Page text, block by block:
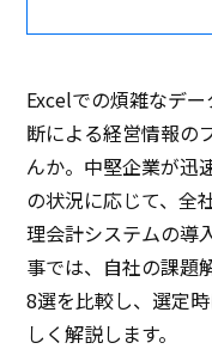
Excelでの煩雑なデ
断による経営情報の
んか。中堅企業が迅
の状況に応じて、全
理会計システムの導
事では、自社の課題
8選を比較し、選定
しく解説します。